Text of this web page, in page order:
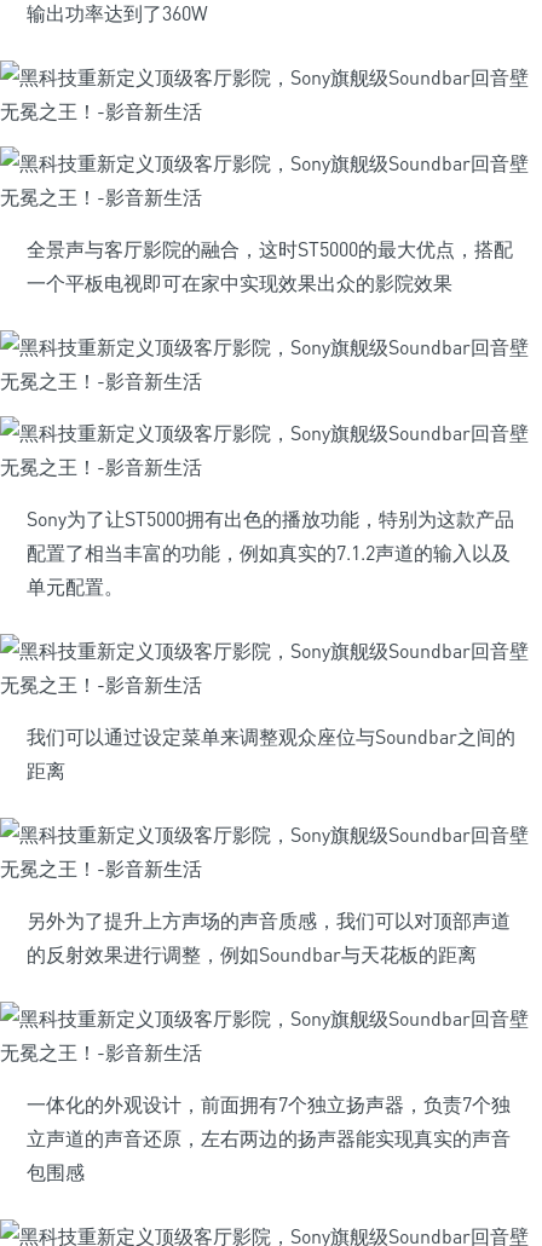
输出功率达到了360W
全景声与客厅影院的融合，这时ST5000的最大优点，搭配
一个平板电视即可在家中实现效果出众的影院效果
Sony为了让ST5000拥有出色的播放功能，特别为这款产品
配置了相当丰富的功能，例如真实的7.1.2声道的输入以及
单元配置。
我们可以通过设定菜单来调整观众座位与Soundbar之间的
距离
另外为了提升上方声场的声音质感，我们可以对顶部声道
的反射效果进行调整，例如Soundbar与天花板的距离
一体化的外观设计，前面拥有7个独立扬声器，负责7个独
立声道的声音还原，左右两边的扬声器能实现真实的声音
包围感